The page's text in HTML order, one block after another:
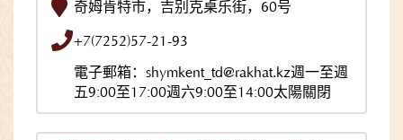
奇姆肯特市，吉别克桌乐街，60号
+7(7252)57-21-93
電子郵箱：shymkent_td@rakhat.kz週一至週
五9:00至17:00週六9:00至14:00太陽關閉